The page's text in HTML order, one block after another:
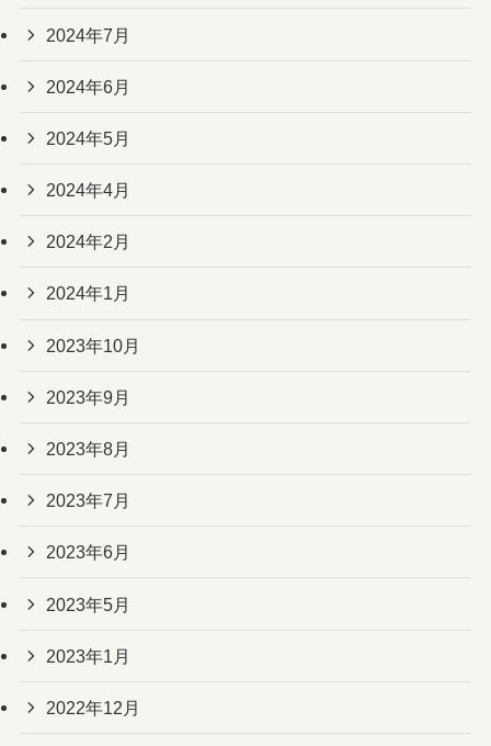
2024年7月
2024年6月
2024年5月
2024年4月
2024年2月
2024年1月
2023年10月
2023年9月
2023年8月
2023年7月
2023年6月
2023年5月
2023年1月
2022年12月